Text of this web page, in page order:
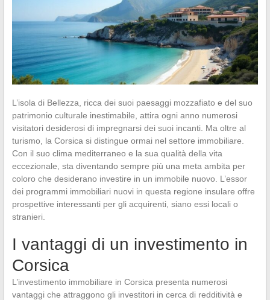
L’isola di Bellezza, ricca dei suoi paesaggi mozzafiato e del suo
patrimonio culturale inestimabile, attira ogni anno numerosi
visitatori desiderosi di impregnarsi dei suoi incanti. Ma oltre al
turismo, la Corsica si distingue ormai nel settore immobiliare.
Con il suo clima mediterraneo e la sua qualità della vita
eccezionale, sta diventando sempre più una meta ambita per
coloro che desiderano investire in un immobile nuovo. L’essor
dei programmi immobiliari nuovi in questa regione insulare offre
prospettive interessanti per gli acquirenti, siano essi locali o
stranieri.
I vantaggi di un investimento in
Corsica
L’investimento immobiliare in Corsica presenta numerosi
vantaggi che attraggono gli investitori in cerca di redditività e